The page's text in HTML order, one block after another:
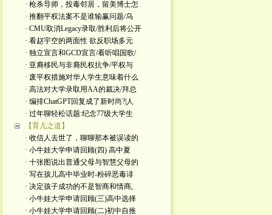
· 枪杀导师，投毒邻居，留美博士怎
· 推翻平权法案不是谁输赢问题/乌
· CMU取消Legacy录取/胜利后将公开
· 看赵宇空的两面性 欲反职场多元
· 独立宣言和GCD宣言/看听唱国歌/
· 亚裔移民与非裔民权抗争/平权与
· 废平权措施对华人学生意味着什么
· 高法对大学录取用AA的裁决/拜总
· 编排ChatGPT回复成了新时尚?|人
· 过年聊轻松话题:纪念77级大学生
【育儿之道】
· 收信人去世了，聊聊那本被误读的
· 小牛娃大学申请回顾(四) 高中夏
· 十张图说出普通父母与智慧父母的
· 写在孩儿高中毕业时-粉碎恶毒诽
· 决定孩子成功的不是智商和情商,
· 小牛娃大学申请回顾(三)高中选择
· 小牛娃大学申请回顾(二)初中自推